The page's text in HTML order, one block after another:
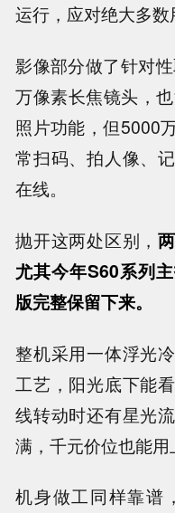
运行，应对绝大多数
影像部分做了针对
万像素长焦镜头，
照片功能，但5000
常扫码、拍人像、
在线。
抛开这两处区别，
尤其今年S60系列
版完整保留下来。
整机采用一体浮光
工艺，阳光底下能
线转动时还有星光
满，千元价位也能用
机身做工同样靠谱